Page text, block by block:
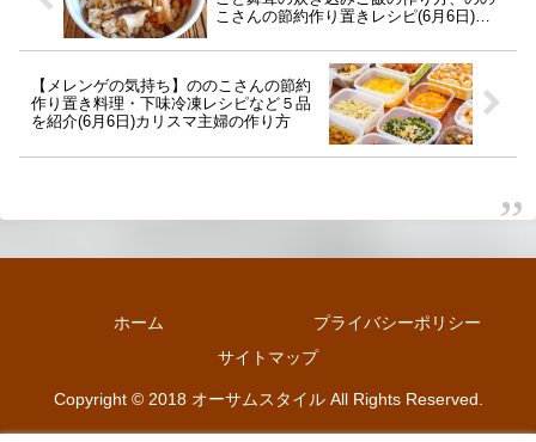
こさんの節約作り置きレシピ(6月6日)カ
【メレンゲの気持ち】ののこさんの節約
作り置き料理・下味冷凍レシピなど５品
を紹介(6月6日)カリスマ主婦の作り方
ホーム
プライバシーポリシー
サイトマップ
Copyright © 2018 オーサムスタイル All Rights Reserved.